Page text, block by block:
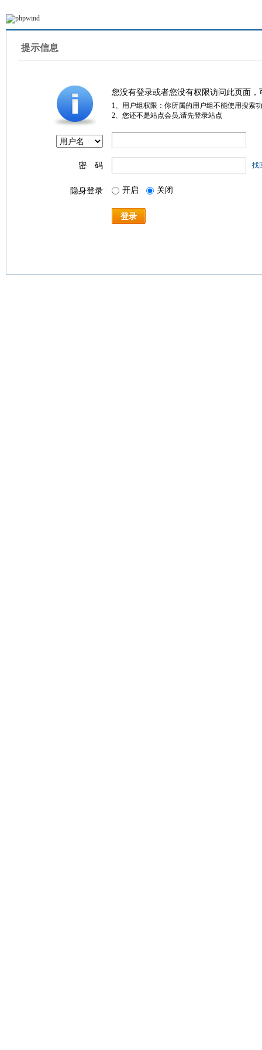
提示信息
您没有登录或者您没有权限访问此页面
1、用户组权限：你所属的用户组不能使用搜索
2、您还不是站点会员,请先登录站点
密 码 找
隐身登录 开启 关闭
登录